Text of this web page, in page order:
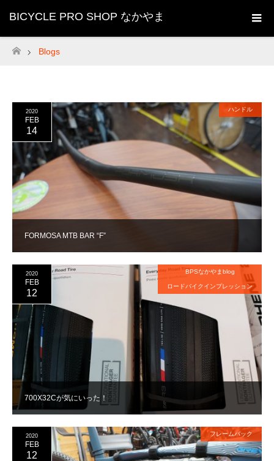
BICYCLE PRO SHOP なかやま
ホーム
Blogs
FORMOSA MTB BAR “F”
2020
FEB
14
ハンドル
700X32Cが気にいった！
2020
FEB
12
BPSなかやまblog
ロードバイクインプレッション
2020
FEB
12
フレームバック